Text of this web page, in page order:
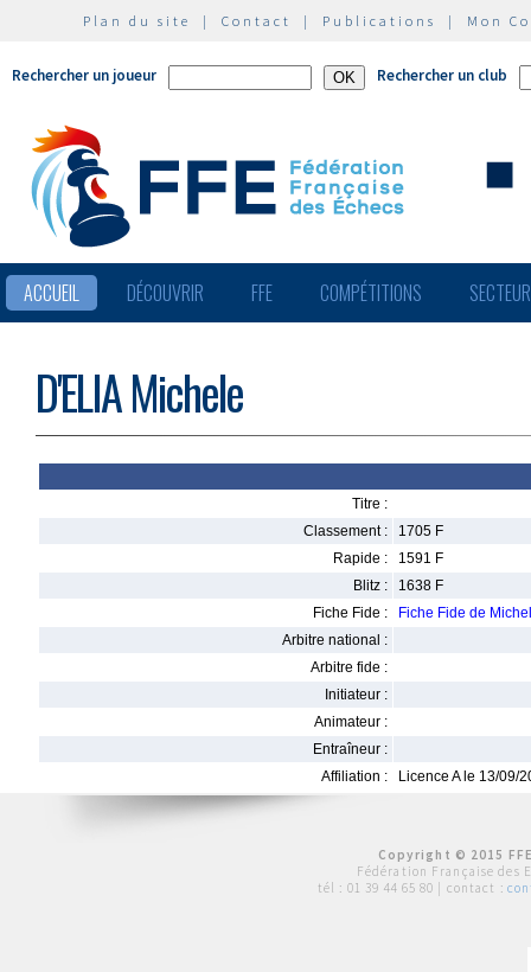
Plan du site | Contact | Publications | Mon
Rechercher un joueur Rechercher un club
ACCUEIL DÉCOUVRIR FFE COMPÉTITIONS
D'ELIA Michele
Titre :
Classement :
1705 F
Rapide :
1591 F
Blitz :
1638 F
Fiche Fide :
Fiche Fide de
Arbitre national :
Arbitre fide :
Initiateur :
Animateur :
Entraîneur :
Affiliation :
Licence A le 13/09/
Copyright © 2015
Fédération Française des
tél : 01 39 44 65 80 | contact :